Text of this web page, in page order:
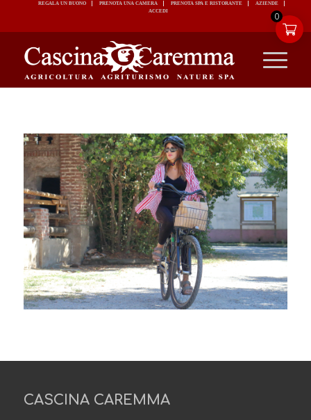
0
REGALA UN BUONO PRENOTA UNA CAMERA PRENOTA SPA E RISTORANTE
CASCINA CAREMMA